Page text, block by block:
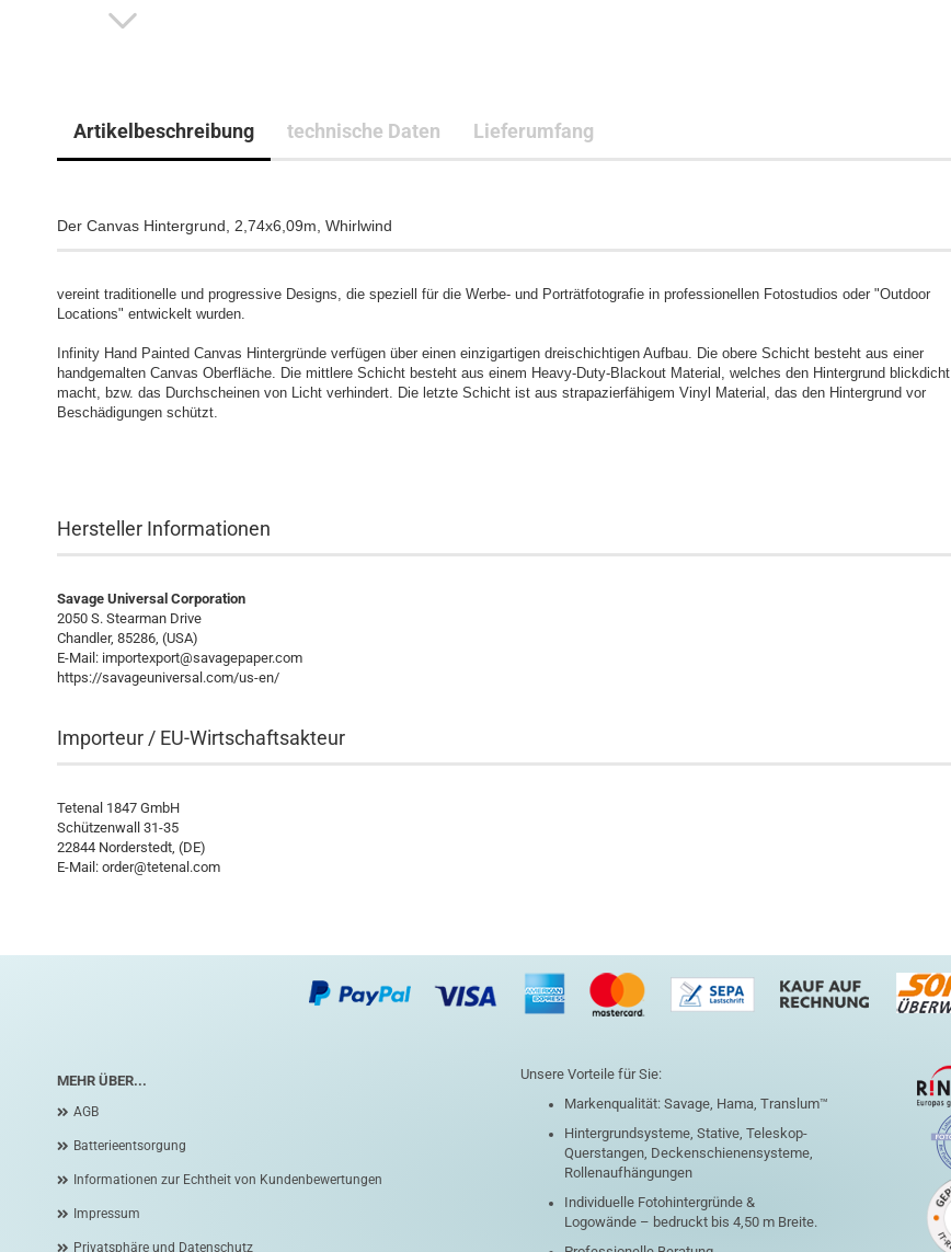
Artikelbeschreibung technische Daten Lieferumfang
Der Canvas Hintergrund, 2,74x6,09m, Whirlwind
vereint traditionelle und progressive Designs, die speziell für die Werbe- und Porträtfotografie in professionellen Fotostudios oder "Outdoor
Locations" entwickelt wurden.
Infinity Hand Painted Canvas Hintergründe verfügen über einen einzigartigen dreischichtigen Aufbau. Die obere Schicht besteht aus einer
handgemalten Canvas Oberfläche. Die mittlere Schicht besteht aus einem Heavy-Duty-Blackout Material, welches den Hintergrund blickdicht
macht, bzw. das Durchscheinen von Licht verhindert. Die letzte Schicht ist aus strapazierfähigem Vinyl Material, das den Hintergrund vor
Beschädigungen schützt.
Hersteller Informationen
Savage Universal Corporation
2050 S. Stearman Drive
Chandler, 85286, (USA)
E-Mail: importexport@savagepaper.com
https://savageuniversal.com/us-en/
Importeur / EU-Wirtschaftsakteur
Tetenal 1847 GmbH
Schützenwall 31-35
22844 Norderstedt, (DE)
E-Mail: order@tetenal.com
MEHR ÜBER...
AGB
Batterieentsorgung
Informationen zur Echtheit von Kundenbewertungen
Impressum
Privatsphäre und Datenschutz
Unsere Vorteile für Sie:
Markenqualität: Savage, Hama, Translum™
Hintergrundsysteme, Stative, Teleskop-
Querstangen, Deckenschienensysteme,
Rollenaufhängungen
Individuelle Fotohintergründe &
Logowände – bedruckt bis 4,50 m Breite.